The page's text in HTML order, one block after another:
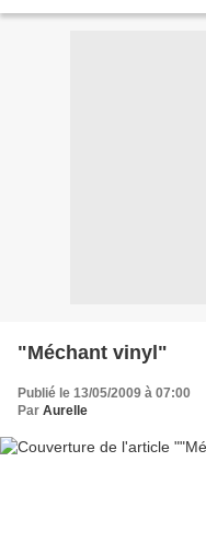
"Méchant vinyl"
Publié le 13/05/2009 à 07:00
Par Aurelle